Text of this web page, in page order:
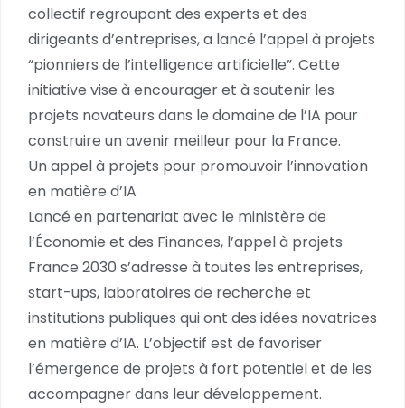
collectif regroupant des experts et des
dirigeants d’entreprises, a lancé l’appel à projets
“pionniers de l’intelligence artificielle”. Cette
initiative vise à encourager et à soutenir les
projets novateurs dans le domaine de l’IA pour
construire un avenir meilleur pour la France.
Un appel à projets pour promouvoir l’innovation
en matière d’IA
Lancé en partenariat avec le ministère de
l’Économie et des Finances, l’appel à projets
France 2030 s’adresse à toutes les entreprises,
start-ups, laboratoires de recherche et
institutions publiques qui ont des idées novatrices
en matière d’IA. L’objectif est de favoriser
l’émergence de projets à fort potentiel et de les
accompagner dans leur développement.